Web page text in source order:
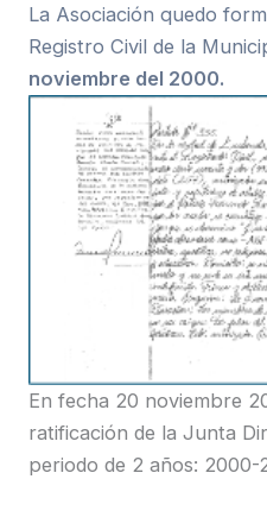
La Asociación quedo
Registro Civil de la
noviembre del 2000.
En fecha 20 noviembre
ratificación de la Junta
periodo de 2 años: 2000-